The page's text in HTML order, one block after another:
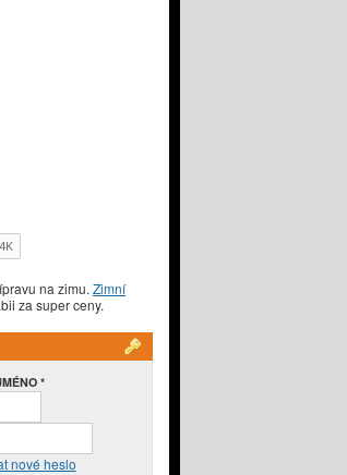
na zimu. Zimní
za super ceny.
*
nové heslo